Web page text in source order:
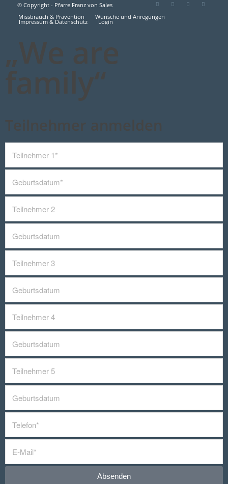
© Copyright - Pfarre Franz von Sales
Missbrauch & Prävention
Wünsche und Anregungen
Impressum & Datenschutz Login
„We are
family“
Teilnehmer anmelden
Absenden